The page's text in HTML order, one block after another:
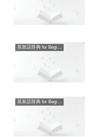
英単語辞典 for Beginners
英単語辞典 for Beginners